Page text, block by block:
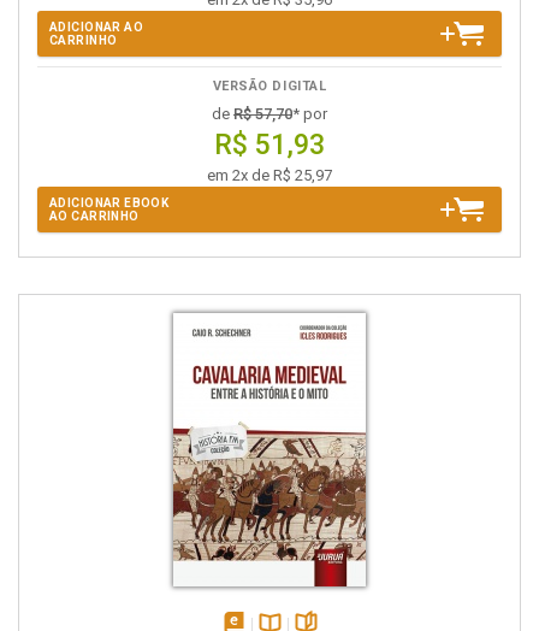
ADICIONAR AO
CARRINHO
VERSÃO DIGITAL
de R$ 57,70* por
R$ 51,93
em 2x de R$ 25,97
ADICIONAR EBOOK
AO CARRINHO